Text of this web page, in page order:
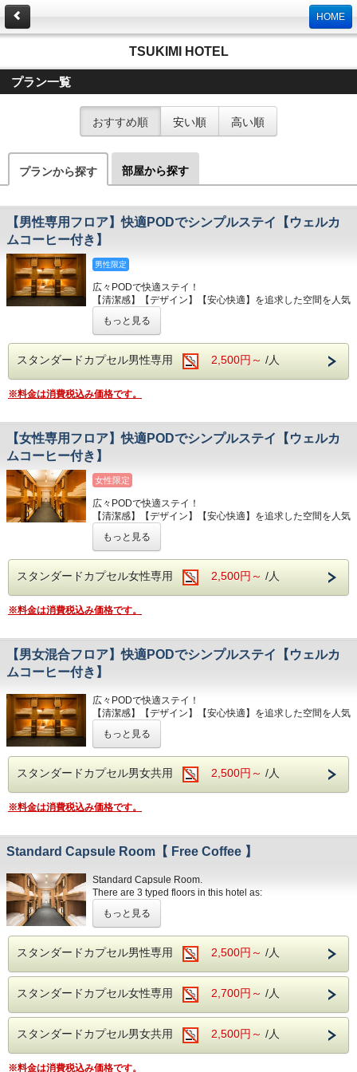
HOME
TSUKIMI HOTEL
プラン一覧
おすすめ順 安い順 高い順
プランから探す 部屋から探す
【男性専用フロア】快適PODでシンプルステイ【ウェルカ
ムコーヒー付き】
男性限定
広々PODで快適ステイ！
【清潔感】【デザイン】【安心快適】を追求した空間を人気
観光地の真ん中に位置しておりますが、大通りから一本それ
周辺の人気観光スポットへも徒歩で行けちゃいますよ！
白を基調とした館内のデザインに木の温もりを感じれる
PODで心休まるご宿泊を。
ーこだわりー
1. オリジナルデザインのカプセルでは、海外高級ホテルで
多く使用されているSerta製のマットレスをご用意しており
ます。
2. 1Fのフリースペースには、冷蔵庫やキッチン完備。コン
ただけます。
3. 自慢の屋上からは祇園の街を一望頂けます。屋上で飲む
夜のお酒や、朝一番のコーヒーは格別です。屋上には、ラン
ドリーも完備。
4．新幹線N700系にも搭載される高機能換気設備を全フロ
5．本格コーヒーをいつでもお楽しみいただけます。
6．快適なWi-Fi環境でお仕事・制作など様々な用途にご利用
いただけます。
※共有スペースは、スタッフが常時清掃・除菌しております
のでご安心くださいませ。
もっと見る
スタンダードカプセル男性専用 2,500円～ /人
※料金は消費税込み価格です。
【女性専用フロア】快適PODでシンプルステイ【ウェルカ
ムコーヒー付き】
女性限定
広々PODで快適ステイ！
【清潔感】【デザイン】【安心快適】を追求した空間を人気
※男女別フロアで女性の方にも安心してご利用いただけま
観光地の真ん中に位置しておりますが、大通りから一本それ
周辺の人気観光スポットへも徒歩で行けちゃいますよ！
是非この機会に、ミニマルに京都を楽しんでみませんか？
ーこだわりー
1. オリジナルデザインのカプセルでは、海外高級ホテルで
多く使用されているSerta製のマットレスをご用意しており
ます。
2. 1Fのフリースペースには、冷蔵庫やキッチン完備。コン
ビニや24時間スーパーもすぐ近くの為、ご自由にお使いい
3. 自慢の屋上からは祇園の街を一望頂けます。屋上で飲む
ドリーも完備。
4．新幹線N700系にも搭載される高機能換気設備を全フロ
ご提供いたします。
5．本格コーヒーをいつでもお楽しみいただけます。
6．快適なWi-Fi環境でお仕事・制作など様々な用途にご利用
いただけます。
※共有スペースは、スタッフが常時清掃・除菌しております
のでご安心くださいませ。
もっと見る
スタンダードカプセル女性専用 2,500円～ /人
※料金は消費税込み価格です。
【男女混合フロア】快適PODでシンプルステイ【ウェルカ
ムコーヒー付き】
広々PODで快適ステイ！
【清潔感】【デザイン】【安心快適】を追求した空間を人気
※こちらのフロアは、男女混合フロアとなっておりますので
観光地の真ん中に位置しておりますが、大通りから一本それ
た静かながらも京都らしい風情を感じる場所です。
周辺の人気観光スポットへも徒歩で行けちゃいますよ！
PODで心休まるご宿泊を。
ーこだわりー
1. オリジナルデザインのカプセルでは、海外高級ホテルで
多く使用されているSerta製のマットレスをご用意しており
ビニや24時間スーパーもすぐ近くの為、ご自由にお使いい
ただけます。
3. 自慢の屋上からは祇園の街を一望頂けます。屋上で飲む
夜のお酒や、朝一番のコーヒーは格別です。屋上には、ラン
もっと見る
スタンダードカプセル男女共用 2,500円～ /人
※料金は消費税込み価格です。
Standard Capsule Room【 Free Coffee 】
Standard Capsule Room.
There are 3 typed floors in this hotel as:
- Female Only
- Male and Female Mixed
- Earplug/Shaver/Hairbrush
- Fresh Linens
- Hair Dryer
もっと見る
スタンダードカプセル男性専用 2,500円～ /人
スタンダードカプセル女性専用 2,700円～ /人
スタンダードカプセル男女共用 2,500円～ /人
※料金は消費税込み価格です。